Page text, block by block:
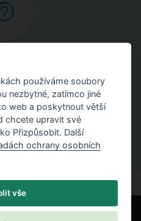
postupů použitých
používáme soubory
nezbytné, zatímco jiné
web a poskytnout větší
chcete upravit své
Přizpůsobit. Další
ochrany osobních
vše